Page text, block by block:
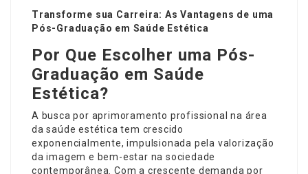
Transforme sua Carreira: As Vantagens de uma
Pós-Graduação em Saúde Estética
Por Que Escolher uma Pós-
Graduação em Saúde
Estética?
A busca por aprimoramento profissional na área
da saúde estética tem crescido
exponencialmente, impulsionada pela valorização
da imagem e bem-estar na sociedade
contemporânea. Com a crescente demanda por